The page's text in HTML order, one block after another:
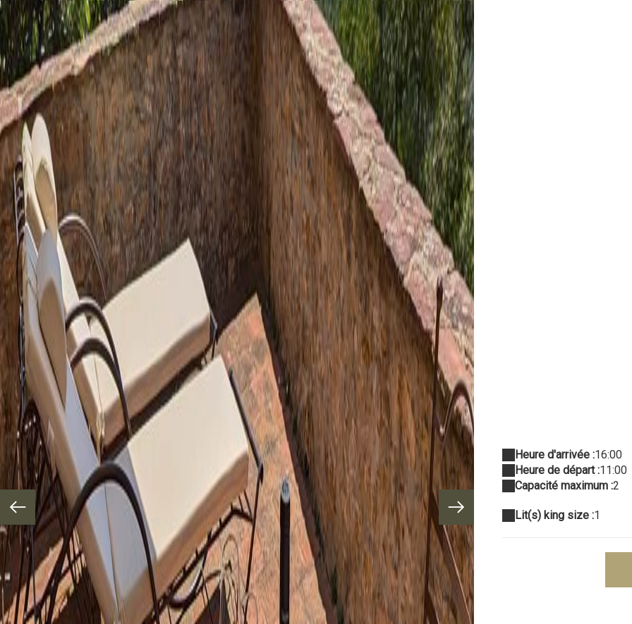
Heure d'arrivée :16:00
Heure de départ :11:00
Capacité maximum :2
Lit(s) king size :1